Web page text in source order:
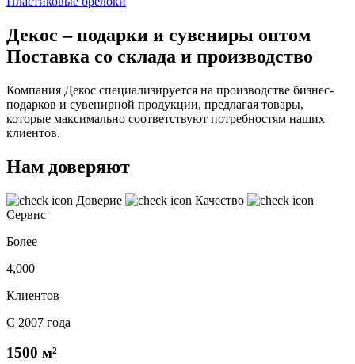
Декос – подарки и сувениры оптом
Поставка со склада и производство
Компания Декос специализируется на производстве бизнес-
подарков и сувенирной продукции, предлагая товары,
которые максимально соответствуют потребностям наших
клиентов.
Нам доверяют
Доверие
Качество
Сервис
Более
4,000
Клиентов
С 2007 года
1500 м²